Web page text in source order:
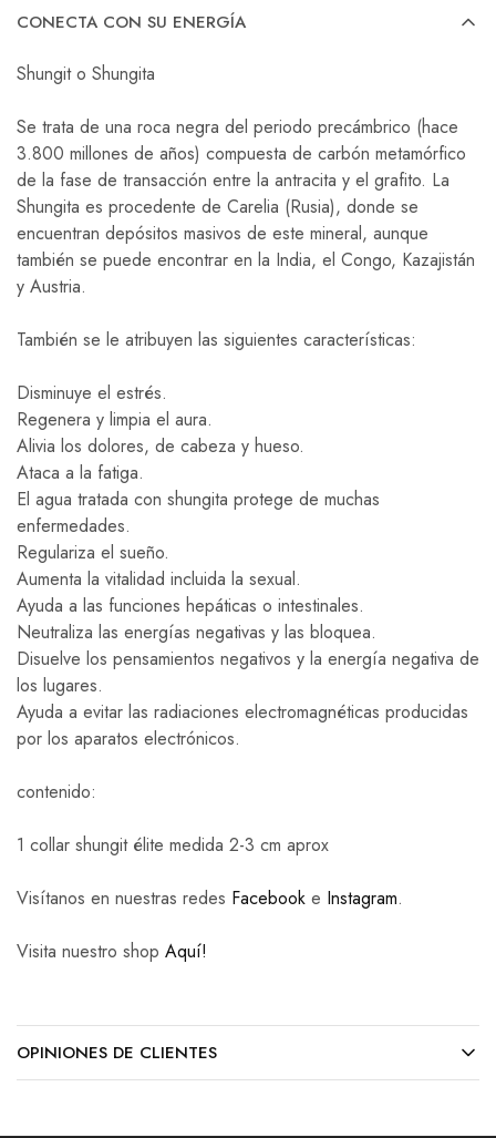
CONECTA CON SU ENERGÍA
Shungit o Shungita
Se trata de una roca negra del periodo precámbrico (hace
3.800 millones de años) compuesta de carbón metamórfico
de la fase de transacción entre la antracita y el grafito. La
Shungita es procedente de Carelia (Rusia), donde se
encuentran depósitos masivos de este mineral, aunque
también se puede encontrar en la India, el Congo, Kazajistán
y Austria.
También se le atribuyen las siguientes características:
Disminuye el estrés.
Regenera y limpia el aura.
Alivia los dolores, de cabeza y hueso.
Ataca a la fatiga.
El agua tratada con shungita protege de muchas
enfermedades.
Regulariza el sueño.
Aumenta la vitalidad incluida la sexual.
Ayuda a las funciones hepáticas o intestinales.
Neutraliza las energías negativas y las bloquea.
Disuelve los pensamientos negativos y la energía negativa de
los lugares.
Ayuda a evitar las radiaciones electromagnéticas producidas
por los aparatos electrónicos.
contenido:
1 collar shungit élite medida 2-3 cm aprox
Visítanos en nuestras redes Facebook e Instagram.
Visita nuestro shop Aquí!
OPINIONES DE CLIENTES